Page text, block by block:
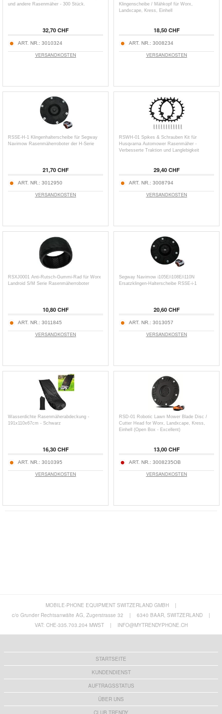
und andere Rasenmäher - 300 Stück.
32,70 CHF
ART. NR.: 3010324
VERSANDKOSTEN
Klingenscheibe / Mähkopf für Worx,
Landxcape, Kress, Einhell
18,50 CHF
ART. NR.: 3008234
VERSANDKOSTEN
RSSE-H-1 Klingenhalterscheibe für Segway
Navimow Rasenmäherroboter der H-Serie
21,70 CHF
ART. NR.: 3012950
VERSANDKOSTEN
RSWH-01 Spikes & Schrauben Kit für
Husqvarna Automower Rasenmäher -
Verbesserte Traktion und Langlebigkeit
29,40 CHF
ART. NR.: 3008794
VERSANDKOSTEN
RSXJ0001 Anti-Rutsch-Gummi-Rad für Worx
Landroid S/M Serie Rasenmäherroboter
10,80 CHF
ART. NR.: 3011845
VERSANDKOSTEN
Segway Navimow i105E/i108E/i110N
Ersatzklingen-Halterscheibe RSSE-i-1
20,60 CHF
ART. NR.: 3013057
VERSANDKOSTEN
Wasserdichte Rasenmäherabdeckung -
191x110x67cm - Schwarz
16,30 CHF
ART. NR.: 3010395
VERSANDKOSTEN
RSD-01 Robotic Lawn Mower Blade Disc /
Cutter Head for Worx, Landxcape, Kress,
Einhell (Open Box - Excellent)
13,00 CHF
ART. NR.: 3008235OB
VERSANDKOSTEN
MOBILE-PHONE EQUIPMENT SWITZERLAND GMBH
|
c/o Grunder Rechtsanwälte AG, Zugerstrasse 32
| 6340 BAAR, SWITZERLAND
|
VAT: CHE-335.703.204 MWST
| INFO@MYTRENDYPHONE.CH
STARTSEITE
KUNDENDIENST
AUFTRAGSSTATUS
ÜBER UNS
CLUB TRENDY